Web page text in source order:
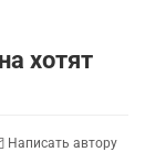
хотят
Написать автору